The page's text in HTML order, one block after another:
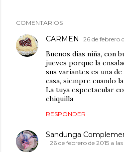
COMENTARIOS
CARMEN 26 de febrero
Buenos días niña, con
jueves porque la
sus variantes es una
casa, siempre cuando
La tuya espectacular
chiquilla
RESPONDER
Sandunga
26 de febrero de 2015 a